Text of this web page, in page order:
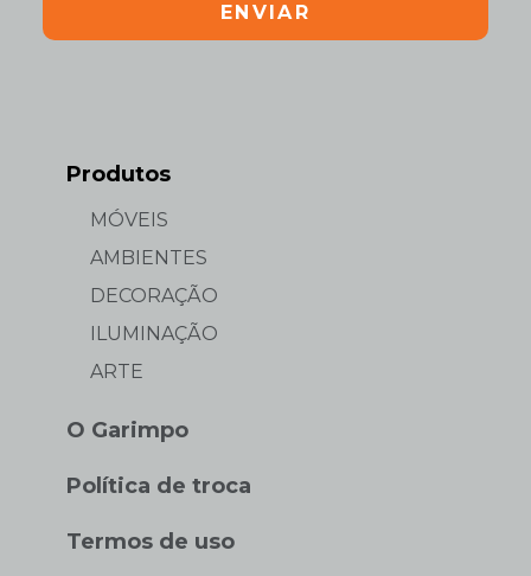
ENVIAR
Produtos
MÓVEIS
AMBIENTES
DECORAÇÃO
ILUMINAÇÃO
ARTE
O Garimpo
Política de troca
Termos de uso